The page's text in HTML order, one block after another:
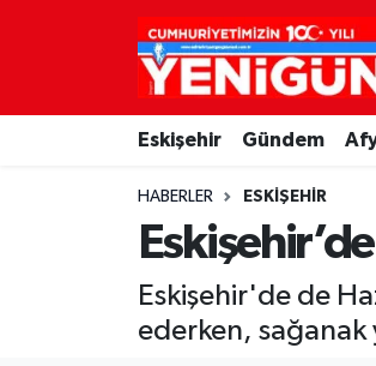
Eskişehir Gündem
HABERLER ESKIŞEHIR
Eskişehir'de de
ederken, sağanak
Nöbetçi Eczaneler
Hava Durumu
Tüm Manşetler